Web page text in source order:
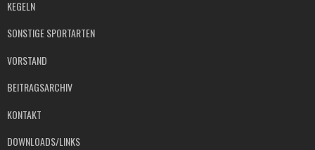
KEGELN
SONSTIGE SPORTARTEN
VORSTAND
BEITRAGSARCHIV
KONTAKT
DOWNLOADS/LINKS